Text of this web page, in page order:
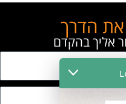
את הדרך
אליך בהקדם